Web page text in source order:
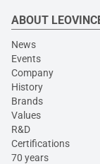
ABOUT
News
Events
Company
History
Brands
Values
R&D
Certifications
70 years